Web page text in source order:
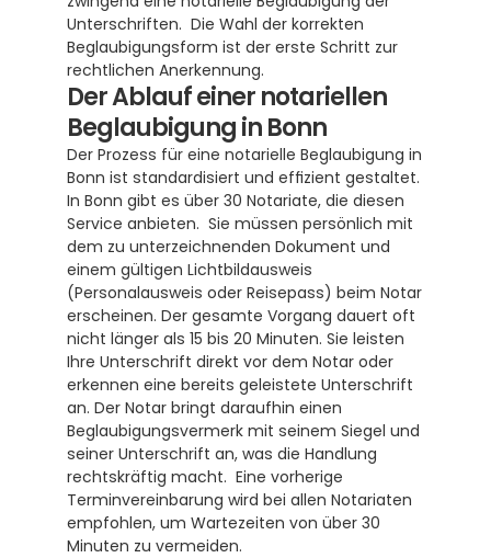
Unterschriften.  Die Wahl der korrekten
Beglaubigungsform ist der erste Schritt zur
rechtlichen Anerkennung.
Der Ablauf einer notariellen
Beglaubigung in Bonn
Der Prozess für eine notarielle Beglaubigung in
Bonn ist standardisiert und effizient gestaltet.
In Bonn gibt es über 30 Notariate, die diesen
Service anbieten.  Sie müssen persönlich mit
dem zu unterzeichnenden Dokument und
einem gültigen Lichtbildausweis
(Personalausweis oder Reisepass) beim Notar
erscheinen. Der gesamte Vorgang dauert oft
nicht länger als 15 bis 20 Minuten. Sie leisten
Ihre Unterschrift direkt vor dem Notar oder
erkennen eine bereits geleistete Unterschrift
an. Der Notar bringt daraufhin einen
Beglaubigungsvermerk mit seinem Siegel und
seiner Unterschrift an, was die Handlung
rechtskräftig macht.  Eine vorherige
Terminvereinbarung wird bei allen Notariaten
empfohlen, um Wartezeiten von über 30
Minuten zu vermeiden.